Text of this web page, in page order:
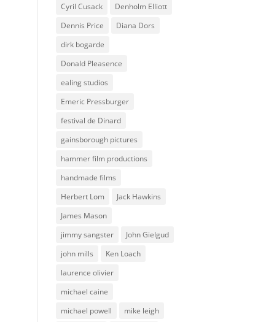
Cyril Cusack
Denholm Elliott
Dennis Price
Diana Dors
dirk bogarde
Donald Pleasence
ealing studios
Emeric Pressburger
festival de Dinard
gainsborough pictures
hammer film productions
handmade films
Herbert Lom
Jack Hawkins
James Mason
jimmy sangster
John Gielgud
john mills
Ken Loach
laurence olivier
michael caine
michael powell
mike leigh